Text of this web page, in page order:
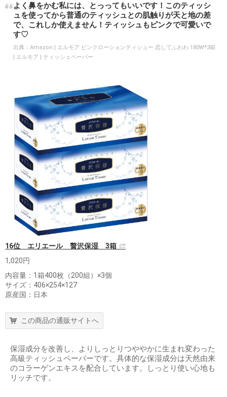
よく鼻をかむ私には、とっってもいいです！このティッシ
ュを使ってから普通のティッシュとの肌触りが天と地の差
で、これしか使えません！ティッシュもピンクで可愛いで
す♡
出典： Amazon | エルモア ピンクローションティシュー 恋してふわわ 180W*3箱
| エルモア | ティッシュペーパー
16位 エリエール 贅沢保湿 3箱
1,020円
内容量：1箱400枚（200組）×3個
サイズ：406×254×127
原産国：日本
この商品の通販サイトへ
保湿成分を改善し、よりしっとりつややかに生まれ変わった
高級ティッシュペーパーです。具体的な保湿成分は天然由来
のコラーゲンエキスを配合しています。しっとり使い心地も
リッチです。